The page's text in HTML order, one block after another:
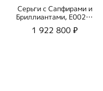
Серьги с Сапфирами и
Бриллиантами, E0022-
3/1
1 922 800 ₽